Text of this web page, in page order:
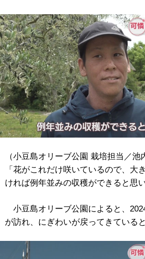
（小豆島オリーブ公園 栽培担当／池
「花がこれだけ咲いているので、大
ければ例年並みの収穫ができると思い
小豆島オリーブ公園によると、
が訪れ、にぎわいが戻ってきている